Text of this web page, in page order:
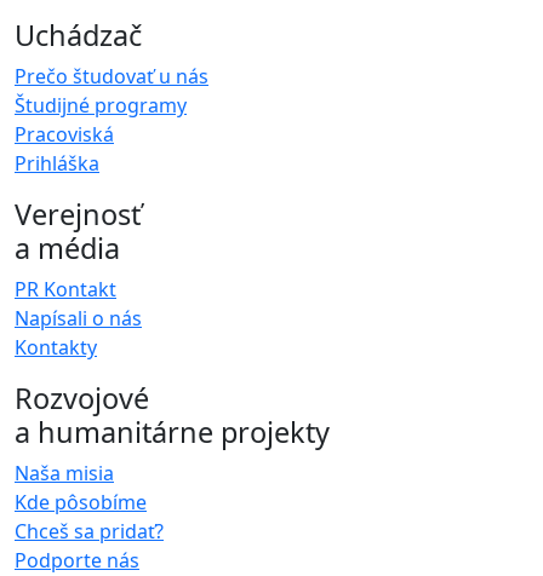
Uchádzač
Prečo študovať u nás
Študijné programy
Pracoviská
Prihláška
Verejnosť
a média
PR Kontakt
Napísali o nás
Kontakty
Rozvojové
a humanitárne projekty
Naša misia
Kde pôsobíme
Chceš sa pridať?
Podporte nás